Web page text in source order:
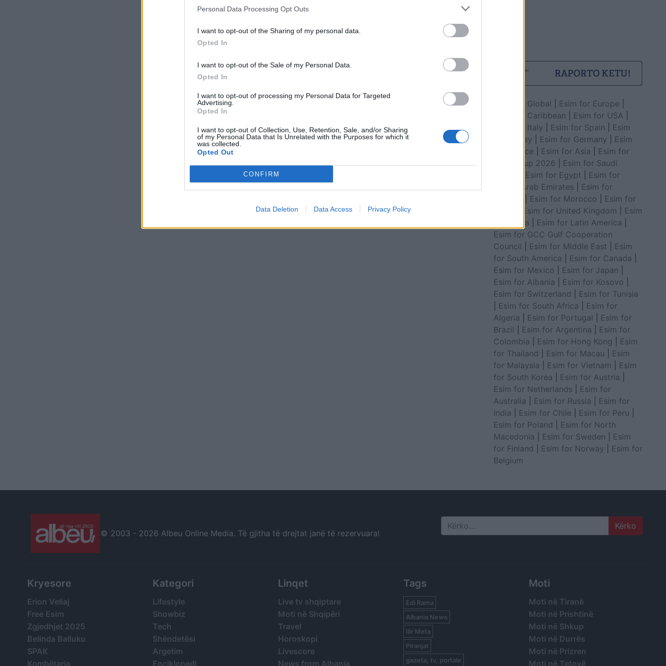
Personal Data Processing Opt Outs
I want to opt-out of the Sharing of my personal data.
Opted In
I want to opt-out of the Sale of my Personal Data.
Opted In
I want to opt-out of processing my Personal Data for Targeted
Advertising.
Opted In
I want to opt-out of Collection, Use, Retention, Sale, and/or Sharing
of my Personal Data that Is Unrelated with the Purposes for which it
was collected.
Opted Out
CONFIRM
Data Deletion Data Access Privacy Policy
Esim for Global Esim for Europe
Esim for Caribbean
Esim for USA
Esim for Italy
Esim for Spain
Esim
for Turkey
Esim for Germany
Esim
for Greece
Esim for Asia
Esim for
World Cup 2026
Esim for Saudi
Esim for Egypt
Esim for
United Arab Emirates
Esim for
Esim for Morocco
Esim for
Esim for United Kingdom
Esim
for Africa
Esim for Latin America
Esim for GCC Gulf Cooperation
Council
Esim for Middle East
Esim
for South America
Esim for Canada
Esim for Mexico
Esim for Japan
Esim for Albania
Esim for Kosovo
Esim for Switzerland
Esim for Tunisia
Esim for South Africa
Esim for
Algeria
Esim for Portugal
Esim for
Brazil
Esim for Argentina
Esim for
Colombia
Esim for Hong Kong
Esim
for Thailand
Esim for Macau
Esim
for Malaysia
Esim for Vietnam
Esim
for South Korea
Esim for Austria
Esim for Netherlands
Esim for
Australia
Esim for Russia
Esim for
India
Esim for Chile Esim for Peru
Esim for Poland
Esim for North
Macedonia
Esim for Sweden
Esim
for Finland
Esim for Norway
Esim for
Belgium
© 2003 - 2026 Albeu Online Media. Të gjitha të drejtat janë të rezervuara! Search
Kryesore
Erion Veliaj
Free Esim
Zgjedhjet 2025
Belinda Balluku
SPAK
Kombëtarja
Kategori
Lifestyle
Showbiz
Tech
Shëndetësi
Argetim
Enciklopedi
Linqet
Live tv shqiptare
Moti në Shqipëri
Travel
Horoskopi
Livescore
News from Albania
Tags
Edi Rama
Albania News
Ilir Meta
Piranjat
gazeta, tv, portale
Moti
Moti në Tiranë
Moti në Prishtinë
Moti në Shkup
Moti në Durrës
Moti në Prizren
Moti në Tetovë